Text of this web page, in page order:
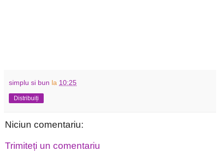
simplu si bun la 10:25
Distribuiți
Niciun comentariu:
Trimiteți un comentariu